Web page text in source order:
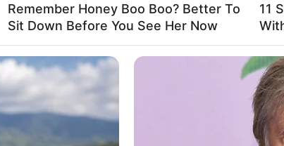
wspólnych wakacji – tym razem z
z nim główni bohaterowie – Kate (Tina Fey),
Domingo), Claude (Marco Calvani) i Ginny
Jersey i północnej części stanu Nowy Jork
humoru atmosferze na nowo ujawniają się
a jednocześnie wyrusza po kolejne przygody.
Remember Honey Boo Boo? Better To
Sit Down Before You See Her Now
11
You Won't Believe These Sacred